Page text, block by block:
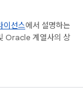
이선스에서 설명하는
Oracle 계열사의 상